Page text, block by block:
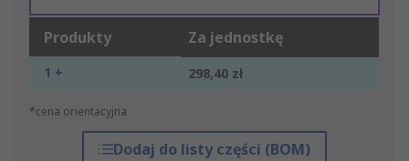
Produkty Za jednostkę
1 + 298,40 zł
*cena orientacyjna
Dodaj do listy części (BOM)